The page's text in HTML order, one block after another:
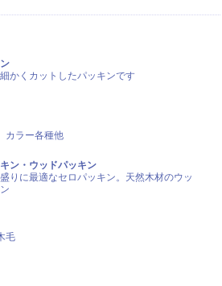
かくカットしたパッキンです
カラー各種他
ン・ウッドパッキン
りに最適なセロパッキン。天然木材のウッ
毛